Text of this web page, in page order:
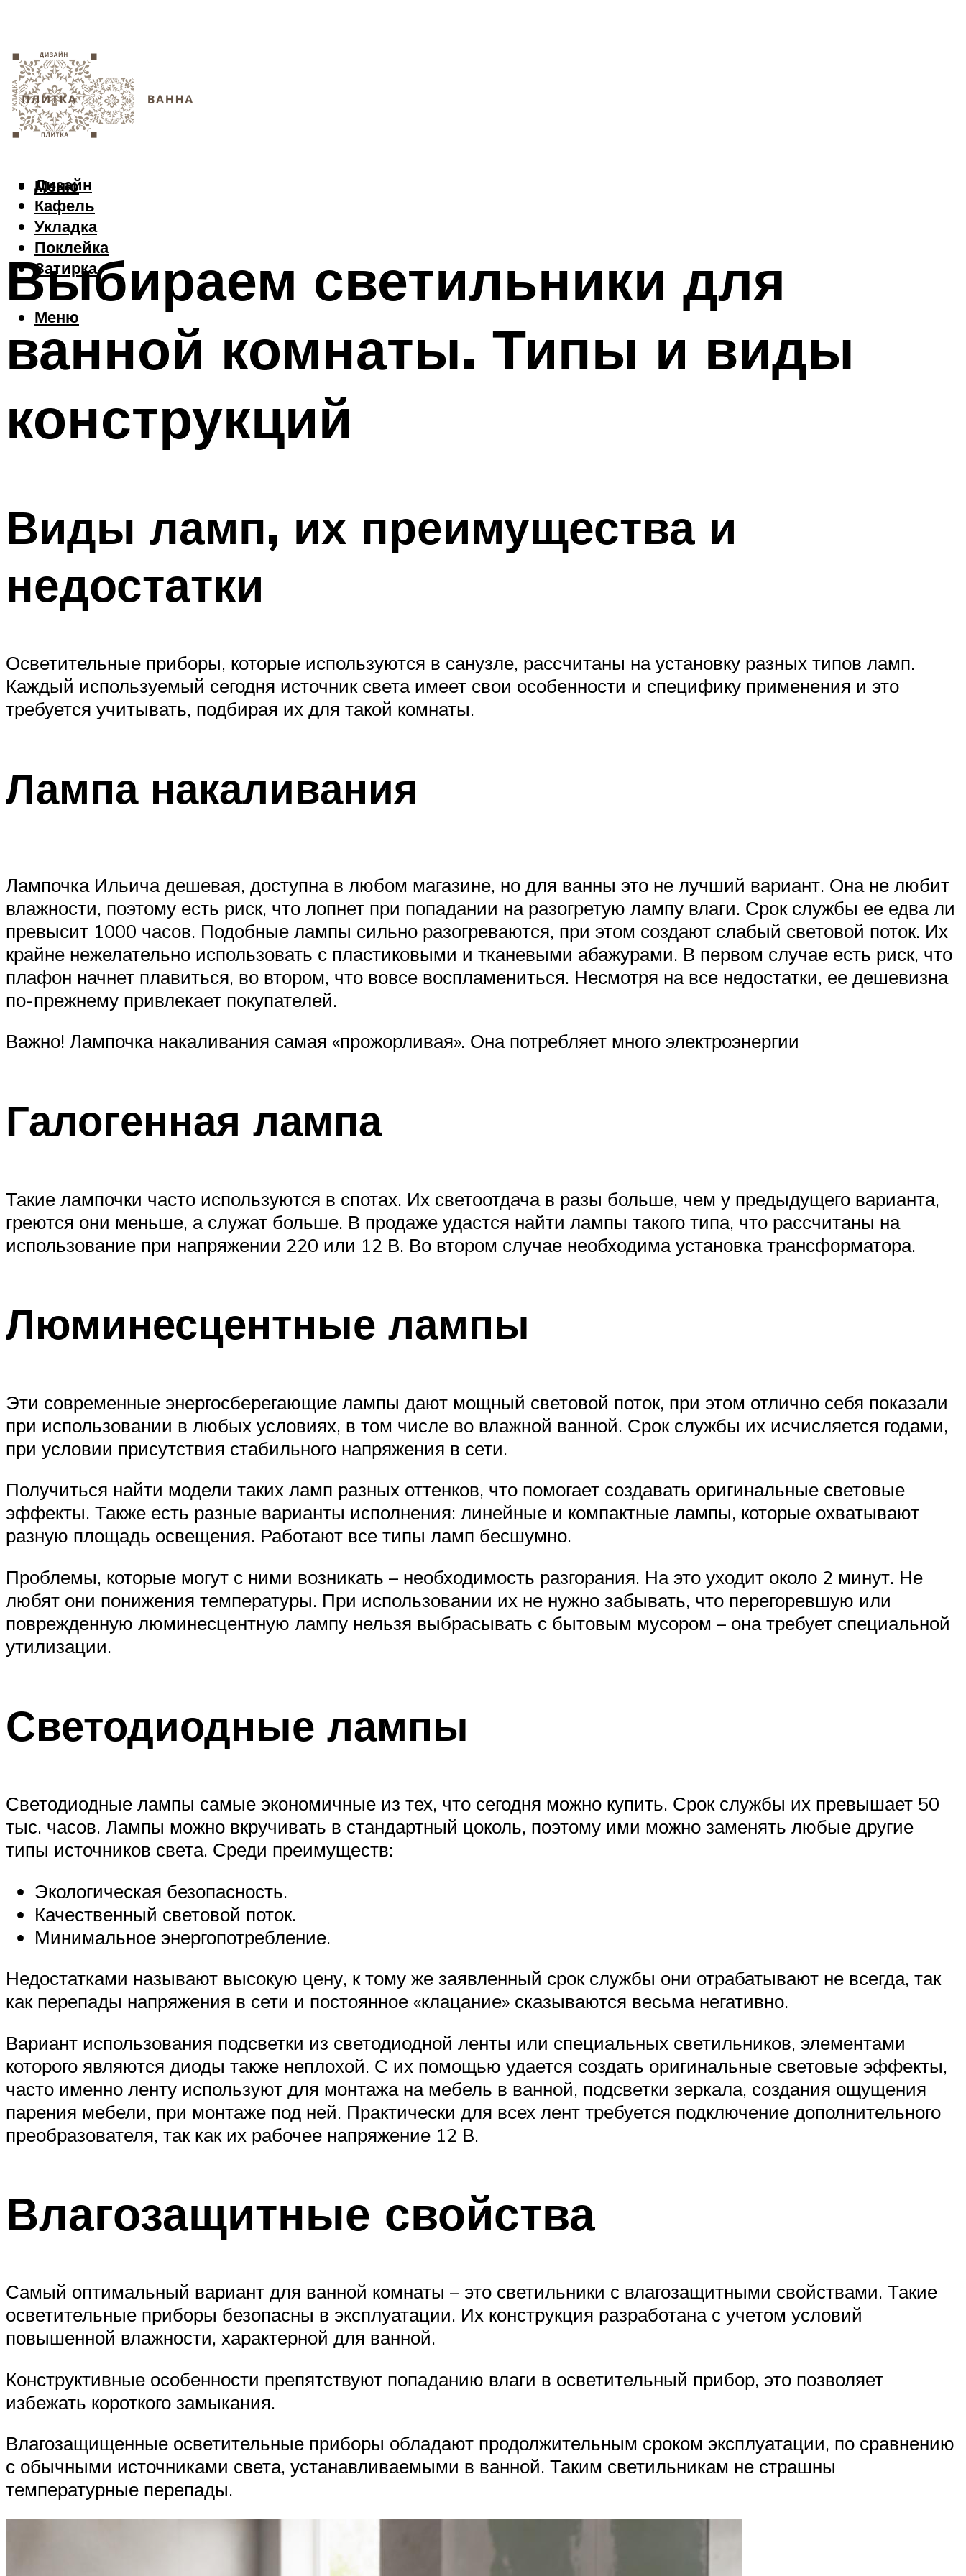
Дизайн
Кафель
Укладка
Поклейка
Затирка
Меню
Меню
Выбираем светильники для
ванной комнаты. Типы и виды
конструкций
Виды ламп, их преимущества и
недостатки
Осветительные приборы, которые используются в санузле, рассчитаны на установку разных типов ламп.
Каждый используемый сегодня источник света имеет свои особенности и специфику применения и это
требуется учитывать, подбирая их для такой комнаты.
Лампа накаливания
Лампочка Ильича дешевая, доступна в любом магазине, но для ванны это не лучший вариант. Она не любит
влажности, поэтому есть риск, что лопнет при попадании на разогретую лампу влаги. Срок службы ее едва ли
превысит 1000 часов. Подобные лампы сильно разогреваются, при этом создают слабый световой поток. Их
крайне нежелательно использовать с пластиковыми и тканевыми абажурами. В первом случае есть риск, что
плафон начнет плавиться, во втором, что вовсе воспламениться. Несмотря на все недостатки, ее дешевизна
по-прежнему привлекает покупателей.
Важно! Лампочка накаливания самая «прожорливая». Она потребляет много электроэнергии
Галогенная лампа
Такие лампочки часто используются в спотах. Их светоотдача в разы больше, чем у предыдущего варианта,
греются они меньше, а служат больше. В продаже удастся найти лампы такого типа, что рассчитаны на
использование при напряжении 220 или 12 В. Во втором случае необходима установка трансформатора.
Люминесцентные лампы
Эти современные энергосберегающие лампы дают мощный световой поток, при этом отлично себя показали
при использовании в любых условиях, в том числе во влажной ванной. Срок службы их исчисляется годами,
при условии присутствия стабильного напряжения в сети.
Получиться найти модели таких ламп разных оттенков, что помогает создавать оригинальные световые
эффекты. Также есть разные варианты исполнения: линейные и компактные лампы, которые охватывают
разную площадь освещения. Работают все типы ламп бесшумно.
Проблемы, которые могут с ними возникать – необходимость разгорания. На это уходит около 2 минут. Не
любят они понижения температуры. При использовании их не нужно забывать, что перегоревшую или
поврежденную люминесцентную лампу нельзя выбрасывать с бытовым мусором – она требует специальной
утилизации.
Светодиодные лампы
Светодиодные лампы самые экономичные из тех, что сегодня можно купить. Срок службы их превышает 50
тыс. часов. Лампы можно вкручивать в стандартный цоколь, поэтому ими можно заменять любые другие
типы источников света. Среди преимуществ:
Экологическая безопасность.
Качественный световой поток.
Минимальное энергопотребление.
Недостатками называют высокую цену, к тому же заявленный срок службы они отрабатывают не всегда, так
как перепады напряжения в сети и постоянное «клацание» сказываются весьма негативно.
Вариант использования подсветки из светодиодной ленты или специальных светильников, элементами
которого являются диоды также неплохой. С их помощью удается создать оригинальные световые эффекты,
часто именно ленту используют для монтажа на мебель в ванной, подсветки зеркала, создания ощущения
парения мебели, при монтаже под ней. Практически для всех лент требуется подключение дополнительного
преобразователя, так как их рабочее напряжение 12 В.
Влагозащитные свойства
Самый оптимальный вариант для ванной комнаты – это светильники с влагозащитными свойствами. Такие
осветительные приборы безопасны в эксплуатации. Их конструкция разработана с учетом условий
повышенной влажности, характерной для ванной.
Конструктивные особенности препятствуют попаданию влаги в осветительный прибор, это позволяет
избежать короткого замыкания.
Влагозащищенные осветительные приборы обладают продолжительным сроком эксплуатации, по сравнению
с обычными источниками света, устанавливаемыми в ванной. Таким светильникам не страшны
температурные перепады.